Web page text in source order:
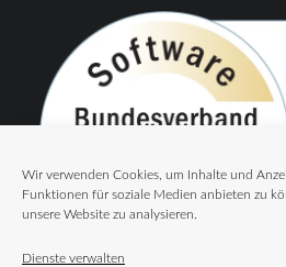
Wir verwenden Cookies, um Inhalte und
Funktionen für soziale Medien anbieten zu
unsere Website zu analysieren.
Dienste verwalten